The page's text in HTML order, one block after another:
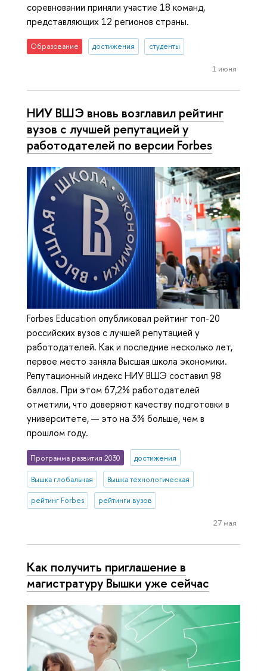
соревновании приняли участие 18 команд,
представляющих 12 регионов страны.
Образование достижения студенты
1 июня
НИУ ВШЭ вновь возглавил рейтинг
вузов с лучшей репутацией у
работодателей по версии Forbes
Forbes Education опубликовал рейтинг топ-20
российских вузов с лучшей репутацией у
работодателей. Как и последние несколько лет,
первое место заняла Высшая школа экономики.
Репутационный индекс НИУ ВШЭ составил 98
баллов. При этом 67,2% работодателей
отметили, что доверяют качеству подготовки в
университете, — это на 3% больше, чем в
прошлом году.
Программа развития 2030 достижения
Вышка глобальная Вышка технологическая
рейтинг Forbes рейтинги вузов
27 мая
Как получить приглашение в
магистратуру Вышки уже сейчас